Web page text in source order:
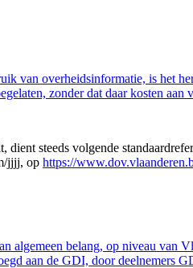
van overheidsinformatie, is het
zonder dat daar kosten
steeds volgende
jjjj, op https://
algemeen belang, op niveau van
aan de GDI, door deelnemers